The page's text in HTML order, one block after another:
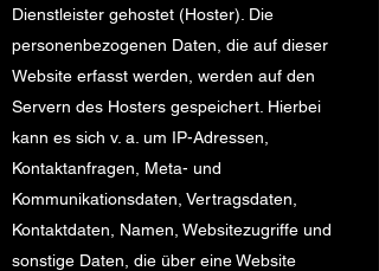
Dienstleister gehostet (Hoster). Die
personenbezogenen Daten, die auf dieser
Website erfasst werden, werden auf den
Servern des Hosters gespeichert. Hierbei
kann es sich v. a. um IP-Adressen,
Kontaktanfragen, Meta- und
Kommunikationsdaten, Vertragsdaten,
Kontaktdaten, Namen, Websitezugriffe und
sonstige Daten, die über eine Website